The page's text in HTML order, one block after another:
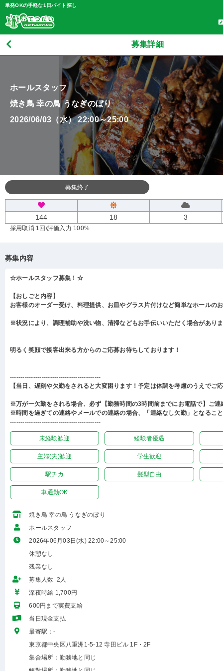
単発OKの手軽な1日バイト探し
募集詳細
ホールスタッフ
焼き鳥 幸の鳥 うなぎのぼり
2026/06/03（水） 22:00～25:00
募集終了
144 18 3
採用取消 1回 /評価入力 100%
募集内容
☆ホールスタッフ募集！☆
【おしごと内容】
お客様のオーダー受け、料理提供、お皿やグラス片付けなど簡単なホールの
※状況により、調理補助や洗い物、清掃などもお手伝いいただく場合があり
明るく笑顔で接客出来る方からのご応募お待ちしております！
-------------------------------------------
【当日、遅刻や欠勤をされると大変困ります！予定は体調を考慮のうえでご
※万が一欠勤をされる場合、必ず【勤務時間の3時間前までにお電話で】ご連
※時間を過ぎての連絡やメールでの連絡の場合、「連絡なし欠勤」となるこ
-------------------------------------------
未経験歓迎 経験者優遇
主婦(夫)歓迎 学生歓迎
駅チカ 髪型自由
車通勤OK
焼き鳥 幸の鳥 うなぎのぼり
ホールスタッフ
2026年06月03日(水) 22:00～25:00
休憩なし
残業なし
募集人数 2人
深夜時給 1,700円
600円まで実費支給
当日現金支払
最寄駅：-
東京都中央区八重洲1-5-12 寺田ビル 1F・2F
集合場所：勤務地と同じ